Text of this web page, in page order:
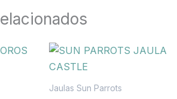
Jaulas Sun Parrots